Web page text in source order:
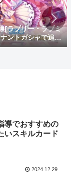
[ラブリー・ラブミ
ントガシャで追
てし8周目先発ゴ
導でおすすめの
いスキルカード
2024.12.29